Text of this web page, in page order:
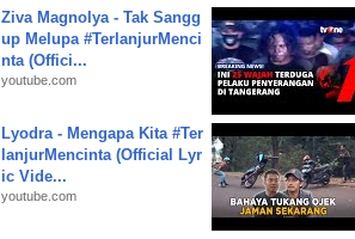
Ziva Magnolya - Tak Sangg
up Melupa #TerlanjurMenci
nta (Offici...
youtube.com
Lyodra - Mengapa Kita #Ter
lanjurMencinta (Official Lyr
ic Vide...
youtube.com